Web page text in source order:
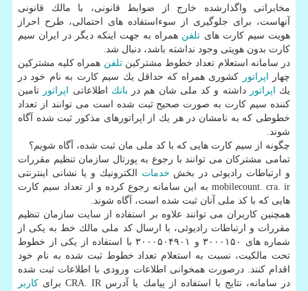
مخابراتی واگذارشده خارج از ضوابط قانونی، با مالك قانونی
آنهاست، برای جلوگیری از سوءاستفاده های احتمالی، طرح احراز
هویت سیم كارت های تلفن همراه به جهت اینكه دیگر در ایران سیم
كارت بدون هویتی وجود نداشته باشد، دنبال شد.
در سامانه استعلام تعداد خطوط مشتركینتلفن همراه كلیه مشتركین
چهار
اپراتور
كشوری همراه كه حداقل یك سیم كارت به نام خود در
یك
اپراتور داشته و كد ملی شان هم در بانك اطلاعاتی اپراتور تامین
كننده سیم كارت به صورت صحیح ثبت شده است می توانند از تعداد
خطوطی كه به نامشان در هر یك از اپراتورهای مذكور ثبت شده آگاه
شوند.
چگونه از سیم كارت هایی كه با كد ملی مان ثبت شده، آگاه شویم؟
تمامی مشتركان می توانند با رجوع به پورتال سازمان تنظیم مقررات
و ارتباطات رادیوئی در بخش خدمات الكترونیك و یا نشانی اینترنتی
mobilecount. cra. ir به این سامانه رجوع كرده و از تعداد سیم كارت
هایی كه با كد ملی آنان ثبت شده است، آگاه شوند.
همچنین كاربران می توانند علاوه بر استفاده از سایت سازمان تنظیم
مقررات و ارتباطات رادیوئی، با ارسال كد ملی مالك خط به یكی از
شماره های ۳۰۰۰۱۵۰ و ۳۰۰۰۵۰۴۹۰۱ با استفاده از یكی از خطوط
تحت مالكیت، نسبت به استعلام تعداد خطوط ثبت شده به نام خود
اقدام كنند. درصورت همخوانی اطلاعات ورودی با اطلاعات ثبت شده
در سامانه، نتایج با استفاده از پیامك یا آدرس CRA. IR برای
كاربر